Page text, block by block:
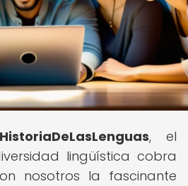
HistoriaDeLasLenguas, el
lingüística cobra
nosotros la fascinante